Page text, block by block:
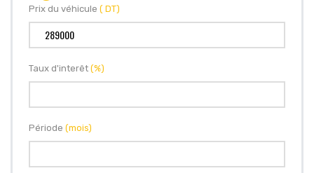
Prix du véhicule ( DT)
Taux d'interêt (%)
Période (mois)